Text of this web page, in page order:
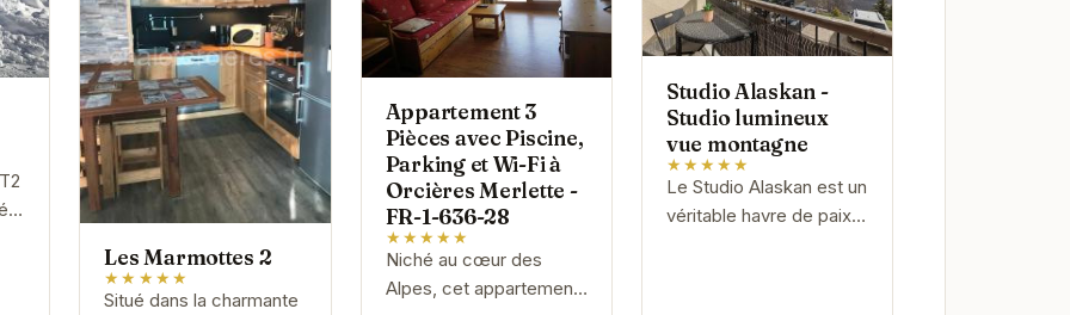
Les Marmottes 2
★★★★★
Situé dans la charmante
Appartement 3
Pièces avec Piscine,
Parking et Wi-Fi à
Orcières Merlette -
FR-1-636-28
★★★★★
Niché au cœur des
Alpes, cet appartement
Studio Alaskan -
Studio lumineux
vue montagne
★★★★★
Le Studio Alaskan est un
véritable havre de paix